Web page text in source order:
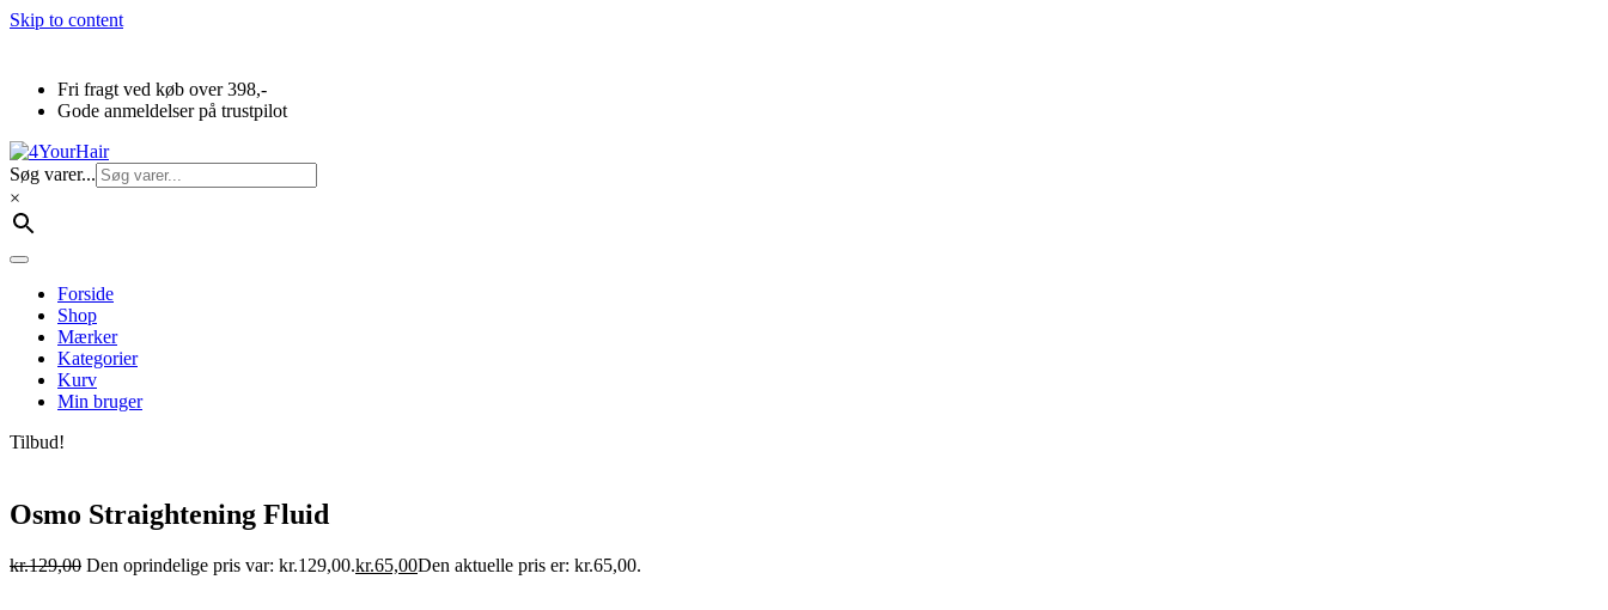
Skip to content
Fri fragt ved køb over 398,-
Gode anmeldelser på trustpilot
Søg varer...
×
Forside
Shop
Mærker
Kategorier
Kurv
Min bruger
Tilbud!
Osmo Straightening Fluid
kr.129,00 Den oprindelige pris var: kr.129,00.kr.65,00Den aktuelle pris er: kr.65,00.